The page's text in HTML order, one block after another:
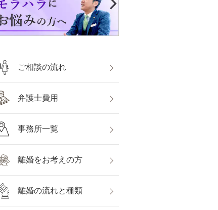
ご相談の流れ
弁護士費用
事務所一覧
離婚をお考えの方
離婚の流れと種類